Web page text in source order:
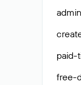
paid-
free-